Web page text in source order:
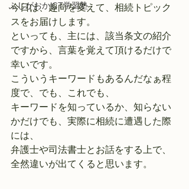
ふじがおかICT学習塾
今日は、趣向を変えて、相続トピック
スをお届けします。
といっても、主には、該当条文の紹介
ですから、言葉を覚えて頂けるだけで
幸いです。
こういうキーワードもあるんだなぁ程
度で、でも、これでも、
キーワードを知っているか、知らない
かだけでも、実際に相続に遭遇した際
には、
弁護士や司法書士とお話をする上で、
全然違いが出てくると思います。